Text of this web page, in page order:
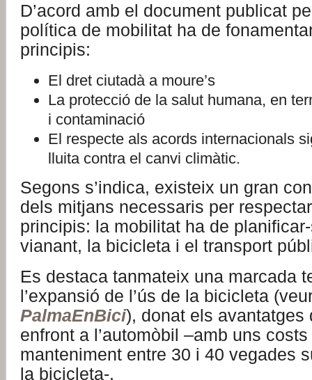
D’acord amb el document publicat
política de mobilitat ha de
principis:
El dret ciutadà a moure’s
La protecció de la salut humana, en
i contaminació
El respecte als acords internacionals
lluita contra el canvi climàtic.
Segons s’indica, existeix un gran
dels mitjans necessaris per
principis: la mobilitat ha de
vianant, la bicicleta i el transport
Es destaca tanmateix una marcada
l’expansió de l’ús de la bicicleta
PalmaEnBici), donat els avantatges
enfront a l’automòbil –amb uns
manteniment entre 30 i 40 vegades
la bicicleta-.